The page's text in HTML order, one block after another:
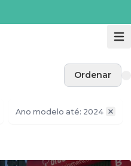
Ordenar
Ano modelo até: 2024